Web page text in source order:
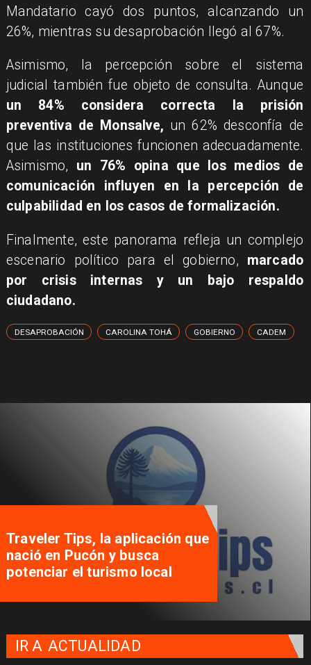
Mandatario cayó dos puntos, alcanzando un
26%, mientras su desaprobación llegó al 67%.
Asimismo, la percepción sobre el sistema
judicial también fue objeto de consulta. Aunque
un 84% considera correcta la prisión
preventiva de Monsalve, un 62% desconfía de
que las instituciones funcionen adecuadamente.
Asimismo, un 76% opina que los medios de
comunicación influyen en la percepción de
culpabilidad en los casos de formalización.
Finalmente, este panorama refleja un complejo
escenario político para el gobierno, marcado
por crisis internas y un bajo respaldo
ciudadano.
DESAPROBACIÓN CAROLINA TOHÁ GOBIERNO CADEM
Traveler Tips, la aplicación que
nació en Pucón y busca
potenciar el turismo local
IR A ACTUALIDAD